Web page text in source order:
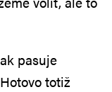
pasuje
totiž